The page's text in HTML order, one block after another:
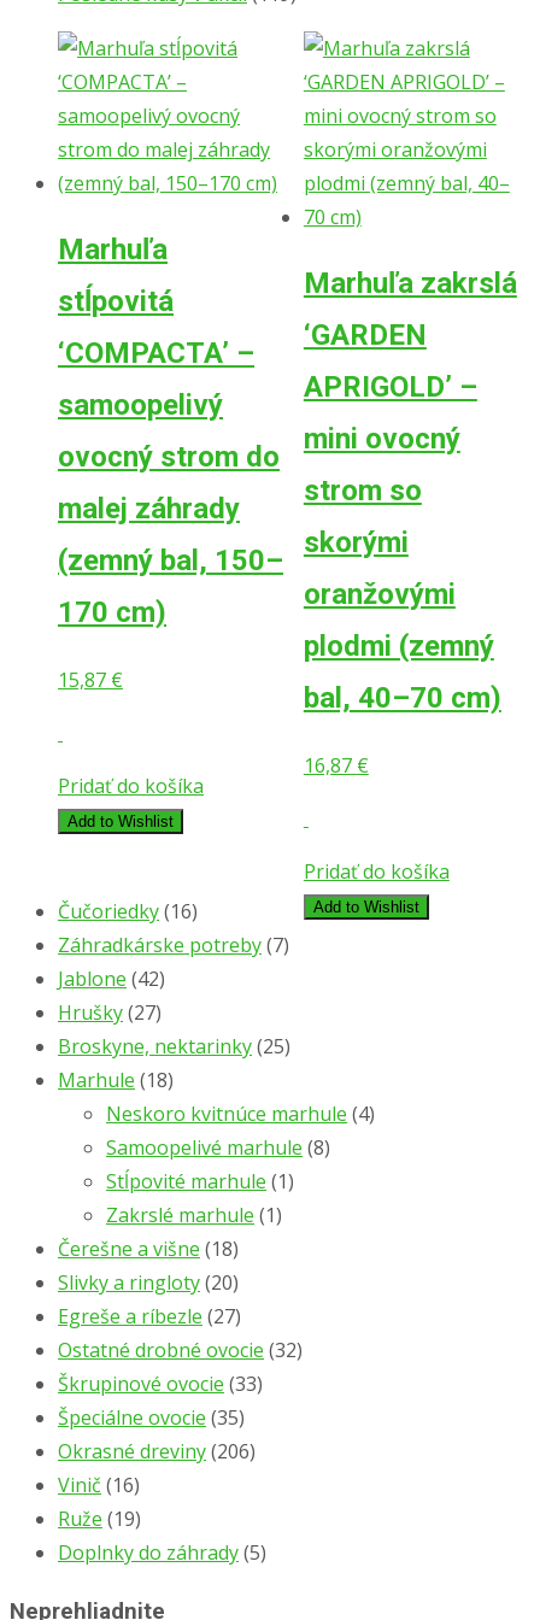
Marhuľa
stĺpovitá
‘COMPACTA’ –
samoopelivý
ovocný strom do
malej záhrady
(zemný bal, 150–
170 cm)
15,87 €
Pridať do košíka
Add to Wishlist
Marhuľa zakrslá
‘GARDEN
APRIGOLD’ –
mini ovocný
strom so
skorými
oranžovými
plodmi (zemný
bal, 40–70 cm)
16,87 €
Pridať do košíka
Add to Wishlist
Čučoriedky(16)
Záhradkárske potreby(7)
Jablone (42)
Hrušky(27)
Broskyne, nektarinky(25)
Marhule (18)
Neskoro kvitnúce marhule (4)
Samoopelivé marhule (8)
Stĺpovité marhule (1)
Zakrslé marhule (1)
Čerešne a višne (18)
Slivky a ringloty(20)
Egreše a ríbezle (27)
Ostatné drobné ovocie (32)
Škrupinové ovocie (33)
Špeciálne ovocie (35)
Okrasné dreviny(206)
Vinič (16)
Ruže (19)
Doplnky do záhrady(5)
Neprehliadnite